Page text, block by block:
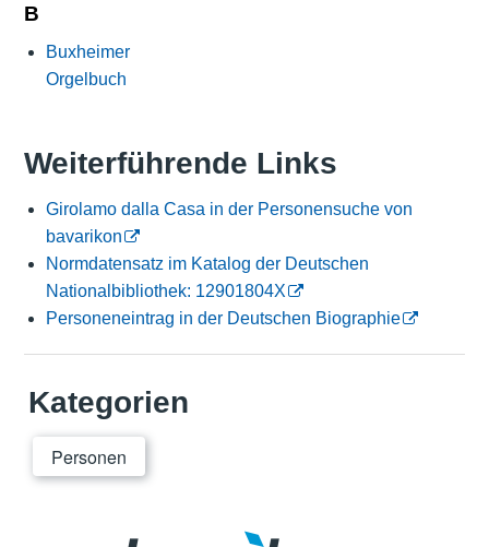
B
Buxheimer
Orgelbuch
Weiterführende Links
Girolamo dalla Casa in der Personensuche von
bavarikon
Normdatensatz im Katalog der Deutschen
Nationalbibliothek: 12901804X
Personeneintrag in der Deutschen Biographie
Kategorien
Personen